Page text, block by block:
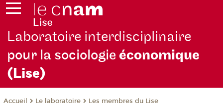
Laboratoire interdisciplinaire
pour la sociologieéconomique
(Lise)
Accueil Le laboratoire Les membres du Lise